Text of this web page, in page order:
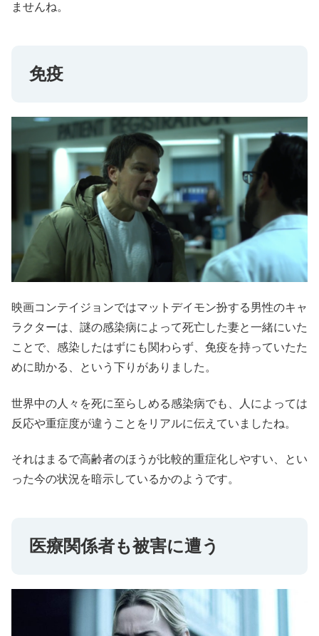
ませんね。
免疫
映画コンテイジョンではマットデイモン扮する男性のキャ
ラクターは、謎の感染病によって死亡した妻と一緒にいた
ことで、感染したはずにも関わらず、免疫を持っていたた
めに助かる、という下りがありました。
世界中の人々を死に至らしめる感染病でも、人によっては
反応や重症度が違うことをリアルに伝えていましたね。
それはまるで高齢者のほうが比較的重症化しやすい、とい
った今の状況を暗示しているかのようです。
医療関係者も被害に遭う